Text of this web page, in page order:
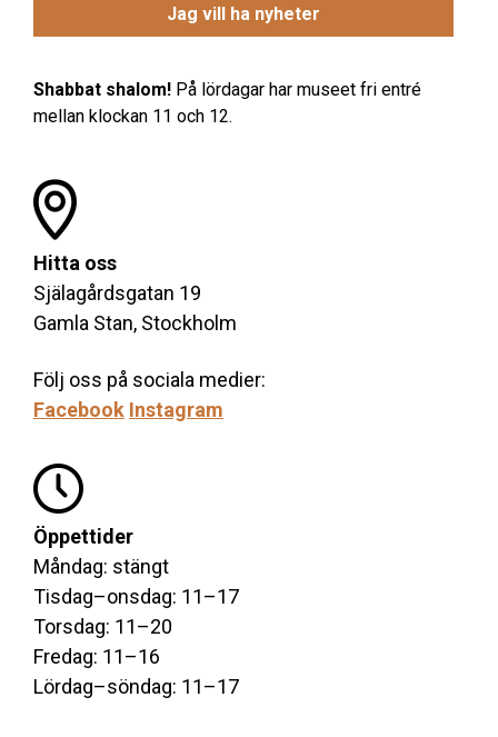
Shabbat shalom! På lördagar har museet fri entré
mellan klockan 11 och 12.
Hitta oss
Själagårdsgatan 19
Gamla Stan, Stockholm
Följ oss på sociala medier:
Facebook Instagram
Öppettider
Måndag: stängt
Tisdag–onsdag: 11–17
Torsdag: 11–20
Fredag: 11–16
Lördag–söndag: 11–17